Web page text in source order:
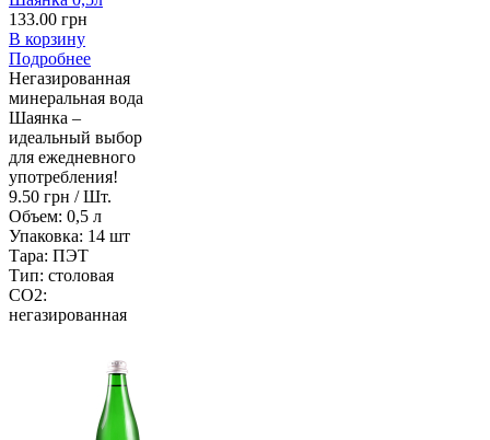
133.00 грн
В корзину
Подробнее
Негазированная
минеральная вода
Шаянка –
идеальный выбор
для ежедневного
употребления!
9.50 грн / Шт.
Объем: 0,5 л
Упаковка: 14 шт
Тара: ПЭТ
Тип: столовая
CO2:
негазированная